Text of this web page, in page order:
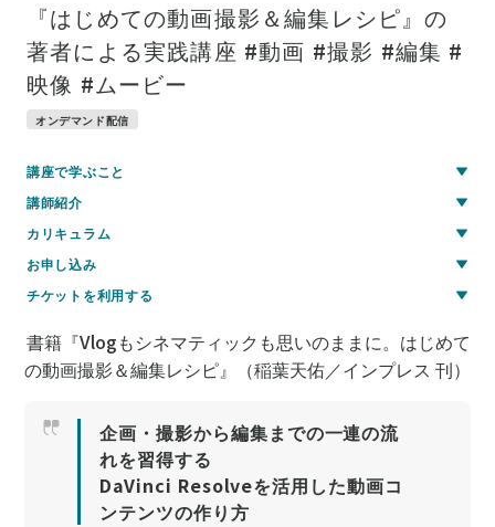
書籍『Vlogもシネマティックも思いのままに。はじめて
の動画撮影＆編集レシピ』（稲葉天佑／インプレス 刊）
企画・撮影から編集までの一連の流
れを習得する
DaVinci Resolveを活用した動画コ
ンテンツの作り方
『はじめての動画撮影＆編集レシピ』の
著者による実践講座 #動画 #撮影 #編集 #
映像 #ムービー
オンデマンド配信
講座で学ぶこと
講師紹介
カリキュラム
お申し込み
チケットを利用する